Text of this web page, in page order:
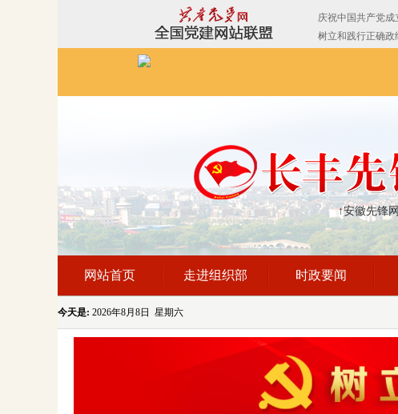
↑安徽先锋网
网站首页 走进组织部 时政要闻
今天是: 2026年8月8日 星期六